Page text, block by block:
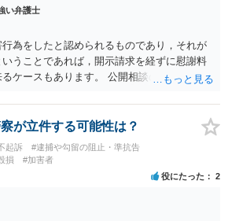
られることはないので、個人や会社の特定
（おそらく特定して書き込んだとして
事の責任に問われることはないでしょう。
い弁護士
為をしたと認められるものであり，それが
うことであれば，開示請求を経ずに慰謝料
ケースもあります。 公開相談の場では回答
でしょう。
が立件する可能性は？
起訴
#逮捕や勾留の阻止・準抗告
損 #加害者
役にたった 2